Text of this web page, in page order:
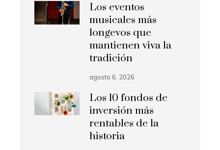
Los eventos
musicales más
longevos que
mantienen viva la
tradición
agosto 6, 2026
Los 10 fondos de
inversión más
rentables de la
historia